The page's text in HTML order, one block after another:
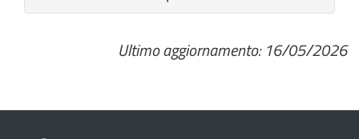
Ultimo aggiornamento: 16/05/2026